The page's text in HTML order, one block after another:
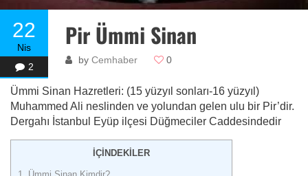
22
Nis
2
Pir Ümmi Sinan
by Cemhaber 0
Ümmi Sinan Hazretleri: (15 yüzyıl sonları-16 yüzyıl)
Muhammed Ali neslinden ve yolundan gelen ulu bir Pir’dir.
Dergahı İstanbul Eyüp ilçesi Düğmeciler Caddesindedir
İÇİNDEKİLER